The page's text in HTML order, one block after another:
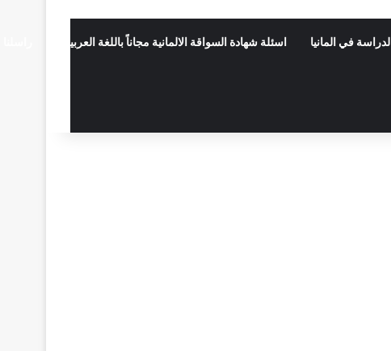
الدراسة في المانيا اسئلة شهادة السواقة الالمانية مجاناً باللغة العربية